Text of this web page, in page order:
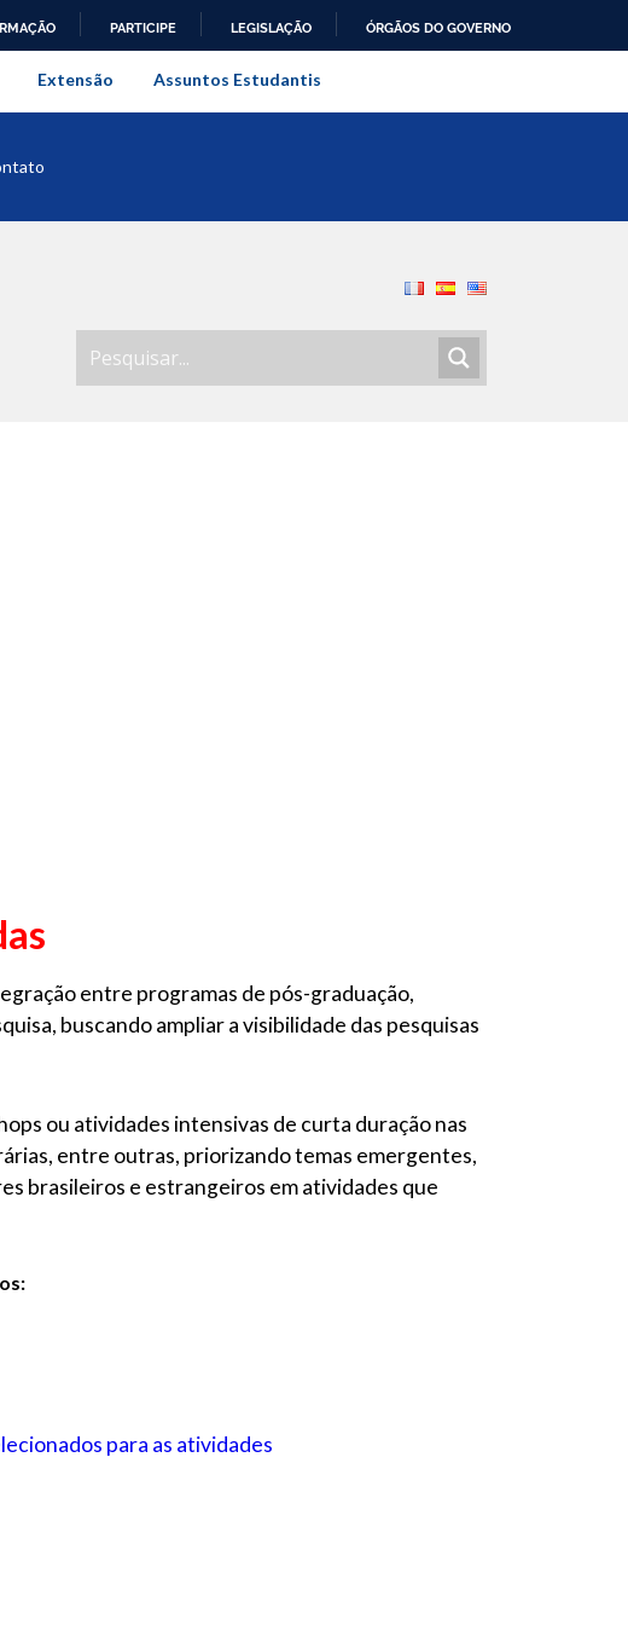
PARTICIPE LEGISLAÇÃO ÓRGÃOS DO GOVERNO
do Rio de Janeiro
Extensão Assuntos Estudantis
entre programas de pós-graduação,
buscando ampliar a visibilidade das pesquisas
ou atividades intensivas de curta duração nas
entre outras, priorizando temas emergentes,
brasileiros e estrangeiros em atividades que
para as atividades